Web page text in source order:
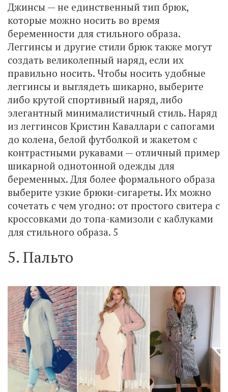
Джинсы — не единственный тип брюк,
которые можно носить во время
беременности для стильного образа.
Леггинсы и другие стили брюк также могут
создать великолепный наряд, если их
правильно носить. Чтобы носить удобные
леггинсы и выглядеть шикарно, выберите
либо крутой спортивный наряд, либо
элегантный минималистичный стиль. Наряд
из леггинсов Кристин Каваллари с сапогами
до колена, белой футболкой и жакетом с
контрастными рукавами — отличный пример
шикарной однотонной одежды для
беременных. Для более формального образа
выберите узкие брюки-сигареты. Их можно
сочетать с чем угодно: от простого свитера с
кроссовками до топа-камизоли с каблуками
для стильного образа. 5
5. Пальто